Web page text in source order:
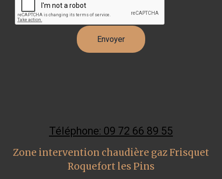
Téléphone: 09 72 66 89 55
Zone intervention chaudière gaz Frisquet
Roquefort les Pins